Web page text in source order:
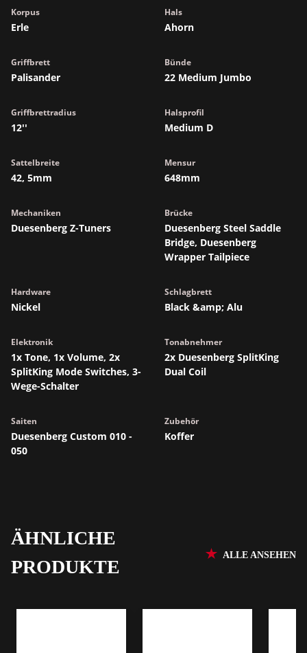
Korpus
Erle
Hals
Ahorn
Griffbrett
Palisander
Bünde
22 Medium Jumbo
Griffbrettradius
12''
Halsprofil
Medium D
Sattelbreite
42, 5mm
Mensur
648mm
Mechaniken
Duesenberg Z-Tuners
Brücke
Duesenberg Steel Saddle
Bridge, Duesenberg
Wrapper Tailpiece
Hardware
Nickel
Schlagbrett
Black &amp; Alu
Elektronik
1x Tone, 1x Volume, 2x
SplitKing Mode Switches, 3-
Wege-Schalter
Tonabnehmer
2x Duesenberg SplitKing
Dual Coil
Saiten
Duesenberg Custom 010 -
050
Zubehör
Koffer
ÄHNLICHE
PRODUKTE
ALLE ANSEHEN